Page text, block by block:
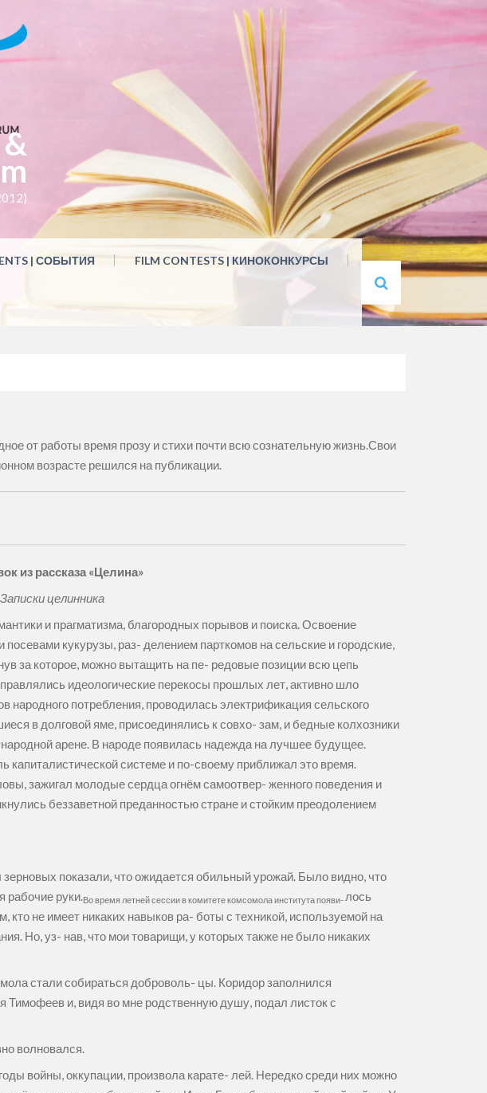
| СОБЫТИЯ FILM CONTESTS | КИНОКОНКУРСЫ
от работы время прозу и стихи почти всю сознательную жизнь.Свои
возрасте решился на публикации.
из рассказа «Целина»
Записки целинника
и прагматизма, благородных порывов и поиска. Освоение
кукурузы, раз- делением парткомов на сельские и городские,
за которое, можно вытащить на пе- редовые позиции всю цепь
идеологические перекосы прошлых лет, активно шло
народного потребления, проводилась электрификация сельского
в долговой яме, присоединялись к совхо- зам, и бедные колхозники
арене. В народе появилась надежда на лучшее будущее.
системе и по-своему приближал это время.
зажигал молодые сердца огнём самоотвер- женного поведения и
беззаветной преданностью стране и стойким преодолением
показали, что ожидается обильный урожай. Было видно, что
рабочие руки.Во время летней сессии в комитете комсомола института появи- лось
не имеет никаких навыков ра- боты с техникой, используемой на
Но, уз- нав, что мои товарищи, у которых также не было никаких
стали собираться доброволь- цы. Коридор заполнился
и, видя во мне родственную душу, подал листок с
волновался.
войны, оккупации, произвола карате- лей. Нередко среди них можно